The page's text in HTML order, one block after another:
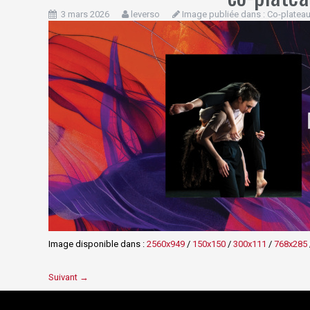
3 mars 2026 leverso Image publiée dans : Co-
Image disponible dans : 2560x949/ 150x150/ 300x111 / 768x285
Suivant →